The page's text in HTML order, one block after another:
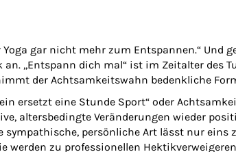
gar nicht mehr zum Entspannen.“ Und
an. ,,Entspann dich mal“ ist im Zeitalter des
der Achtsamkeitswahn bedenkliche
ersetzt eine Stunde Sport“ oder
altersbedingte Veränderungen wieder
persönliche Art lässt nur eins
zu professionellen